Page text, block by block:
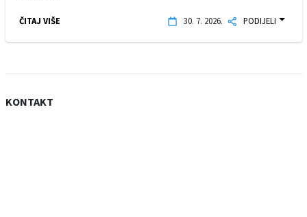
ČITAJ VIŠE 30. 7. 2026. PODIJELI
KONTAKT